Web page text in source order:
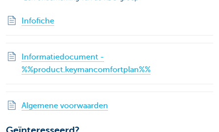
Infofiche
Informatiedocument -
%%product.keymancomfortplan%%
Algemene voorwaarden